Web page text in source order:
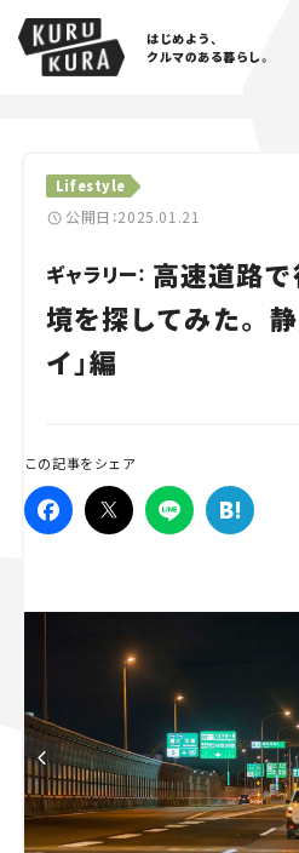
はじめよう、
クルマのある暮らし。
Lifestyle
公開日：2025.01.21
ギャラリー： 高速道路で
境を探してみた。
イ」編
この記事をシェア
Cars
Lifestyle
Traffic
Special
Campaign
人気のハッシュタグ